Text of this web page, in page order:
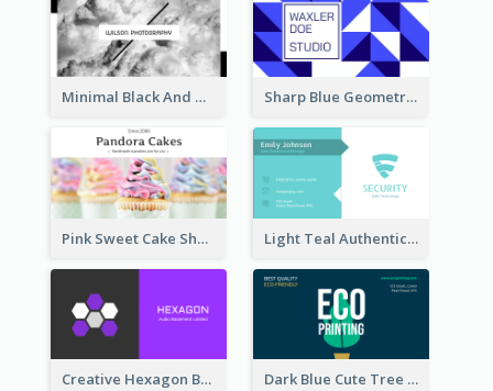
Minimal Black And White Photography Business Card Sharp Blue Geometric Studio Business Card
Pink Sweet Cake Shop Business Card Light Teal Authentic Security Business Card Design
Creative Hexagon Business Card Design Template Dark Blue Cute Tree Illustration Printing Business Card Designs